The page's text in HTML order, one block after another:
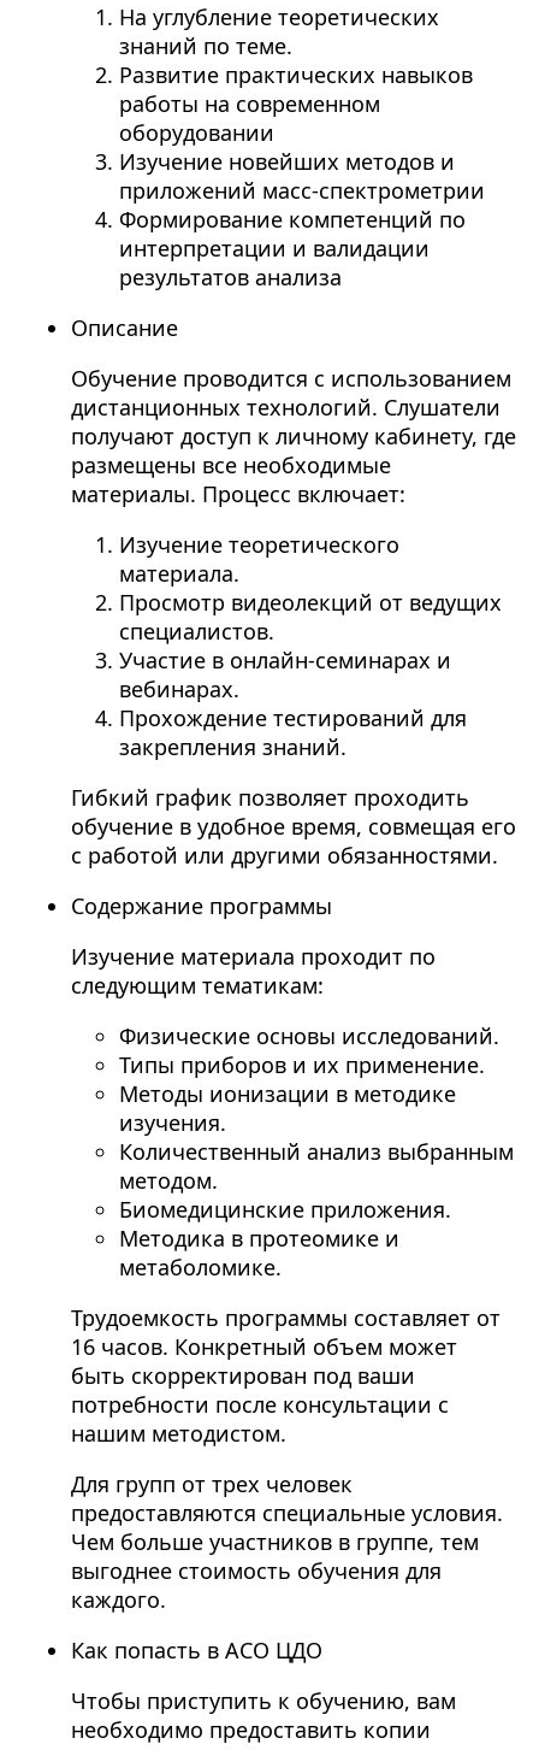
На углубление теоретических
знаний по теме.
Развитие практических навыков
работы на современном
оборудовании
Изучение новейших методов и
приложений масс-спектрометрии
Формирование компетенций по
интерпретации и валидации
результатов анализа
Описание
Обучение проводится с использованием
дистанционных технологий. Слушатели
получают доступ к личному кабинету, где
размещены все необходимые
материалы. Процесс включает:
Изучение теоретического
материала.
Просмотр видеолекций от ведущих
специалистов.
Участие в онлайн-семинарах и
вебинарах.
Прохождение тестирований для
закрепления знаний.
Гибкий график позволяет проходить
обучение в удобное время, совмещая его
с работой или другими обязанностями.
Содержание программы
Изучение материала проходит по
следующим тематикам:
Физические основы исследований.
Типы приборов и их применение.
Методы ионизации в методике
изучения.
Количественный анализ выбранным
методом.
Биомедицинские приложения.
Методика в протеомике и
метаболомике.
Трудоемкость программы составляет от
16 часов. Конкретный объем может
быть скорректирован под ваши
потребности после консультации с
нашим методистом.
Для групп от трех человек
предоставляются специальные условия.
Чем больше участников в группе, тем
выгоднее стоимость обучения для
каждого.
Как попасть в АСО ЦДО
Чтобы приступить к обучению, вам
необходимо предоставить копии